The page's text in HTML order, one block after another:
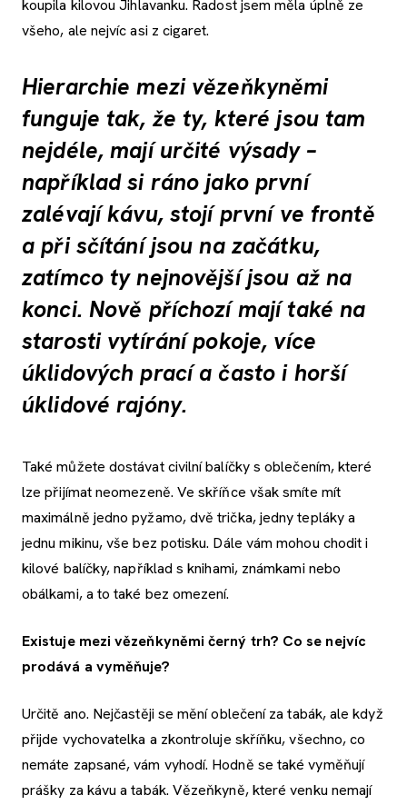
koupila kilovou Jihlavanku. Radost jsem měla úplně ze
všeho, ale nejvíc asi z cigaret.
Hierarchie mezi vězeňkyněmi
funguje tak, že ty, které jsou tam
nejdéle, mají určité výsady –
například si ráno jako první
zalévají kávu, stojí první ve frontě
a při sčítání jsou na začátku,
zatímco ty nejnovější jsou až na
konci. Nově příchozí mají také na
starosti vytírání pokoje, více
úklidových prací a často i horší
úklidové rajóny.
Také můžete dostávat civilní balíčky s oblečením, které
lze přijímat neomezeně. Ve skříňce však smíte mít
maximálně jedno pyžamo, dvě trička, jedny tepláky a
jednu mikinu, vše bez potisku. Dále vám mohou chodit i
kilové balíčky, například s knihami, známkami nebo
obálkami, a to také bez omezení.
Existuje mezi vězeňkyněmi černý trh? Co se nejvíc
prodává a vyměňuje?
Určitě ano. Nejčastěji se mění oblečení za tabák, ale když
přijde vychovatelka a zkontroluje skříňku, všechno, co
nemáte zapsané, vám vyhodí. Hodně se také vyměňují
prášky za kávu a tabák. Vězeňkyně, které venku nemají